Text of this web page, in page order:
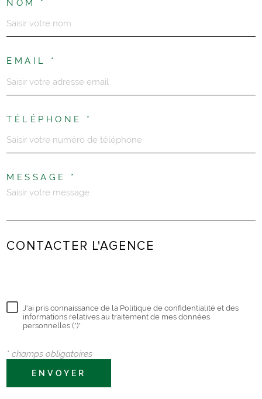
NOM *
EMAIL *
TÉLÉPHONE *
MESSAGE *
CONTACTER L'AGENCE
J'ai pris connaissance de la Politique de confidentialité et des
informations relatives au traitement de mes données
personnelles (*)*
* champs obligatoires
ENVOYER